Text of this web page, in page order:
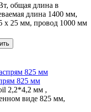
общая длина в
длина 1400 мм,
х 25 мм, провод 1000 мм
825 мм
2,2*4,2 мм ,
виде 825 мм,